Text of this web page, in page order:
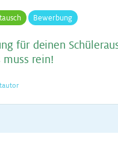
Bewerbung
für dei­nen
muss rein!